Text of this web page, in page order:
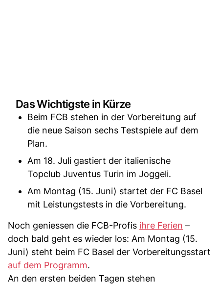
Das Wichtigste in Kürze
Beim FCB stehen in der Vorbereitung auf
die neue Saison sechs Testspiele auf dem
Plan.
Am 18. Juli gastiert der italienische
Topclub Juventus Turin im Joggeli.
Am Montag (15. Juni) startet der FC Basel
mit Leistungstests in die Vorbereitung.
Noch geniessen die FCB-Profis ihre Ferien –
doch bald geht es wieder los: Am Montag (15.
Juni) steht beim FC Basel der Vorbereitungsstart
auf dem Programm.
An den ersten beiden Tagen stehen